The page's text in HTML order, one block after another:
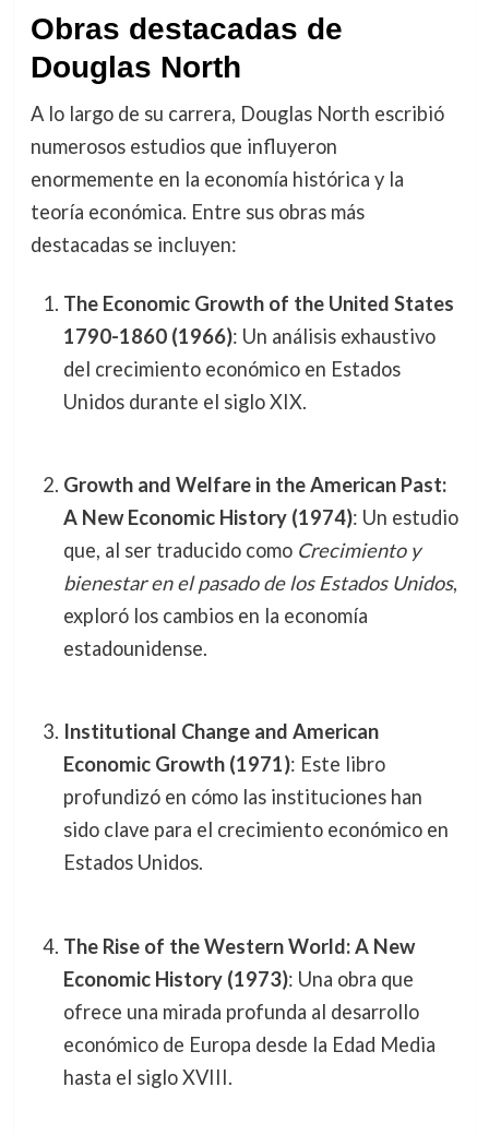
Obras destacadas de
Douglas North
A lo largo de su carrera, Douglas North escribió
numerosos estudios que influyeron
enormemente en la economía histórica y la
teoría económica. Entre sus obras más
destacadas se incluyen:
The Economic Growth of the United States
1790-1860 (1966): Un análisis exhaustivo
del crecimiento económico en Estados
Unidos durante el siglo XIX.
Growth and Welfare in the American Past:
A New Economic History (1974): Un estudio
que, al ser traducido como Crecimiento y
bienestar en el pasado de los Estados Unidos,
exploró los cambios en la economía
estadounidense.
Institutional Change and American
Economic Growth (1971): Este libro
profundizó en cómo las instituciones han
sido clave para el crecimiento económico en
Estados Unidos.
The Rise of the Western World: A New
Economic History (1973): Una obra que
ofrece una mirada profunda al desarrollo
económico de Europa desde la Edad Media
hasta el siglo XVIII.